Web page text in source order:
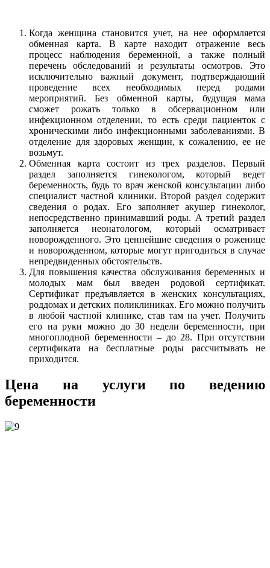
Когда женщина становится учет, на нее оформляется
обменная карта. В карте находит отражение весь
процесс наблюдения беременной, а также полный
перечень обследований и результаты осмотров. Это
исключительно важный документ, подтверждающий
проведение всех необходимых перед родами
мероприятий. Без обменной карты, будущая мама
сможет рожать только в обсервационном или
инфекционном отделении, то есть среди пациенток с
хроническими либо инфекционными заболеваниями. В
отделение для здоровых женщин, к сожалению, ее не
возьмут.
Обменная карта состоит из трех разделов. Первый
раздел заполняется гинекологом, который ведет
беременность, будь то врач женской консультации либо
специалист частной клиники. Второй раздел содержит
сведения о родах. Его заполняет акушер гинеколог,
непосредственно принимавший роды. А третий раздел
заполняется неонатологом, который осматривает
новорожденного. Это ценнейшие сведения о роженице
и новорожденном, которые могут пригодиться в случае
непредвиденных обстоятельств.
Для повышения качества обслуживания беременных и
молодых мам был введен родовой сертификат.
Сертификат предъявляется в женских консультациях,
роддомах и детских поликлиниках. Его можно получить
в любой частной клинике, став там на учет. Получить
его на руки можно до 30 недели беременности, при
многоплодной беременности – до 28. При отсутствии
сертификата на бесплатные роды рассчитывать не
приходится.
Цена на услуги по ведению
беременности